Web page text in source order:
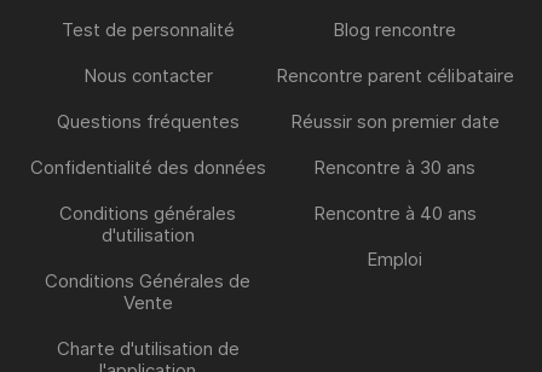
Test de personnalité
Nous contacter
Questions fréquentes
Confidentialité des données
Conditions générales
d'utilisation
Conditions Générales de
Vente
Charte d'utilisation de
Blog rencontre
Rencontre parent célibataire
Réussir son premier date
Rencontre à 30 ans
Rencontre à 40 ans
Emploi